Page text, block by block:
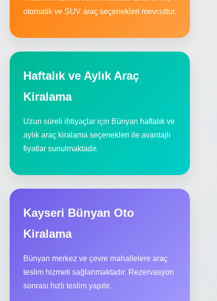
otomatik ve SUV araç seçenekleri mevcuttur.
Haftalık ve Aylık Araç
Kiralama
Uzun süreli ihtiyaçlar için Bünyan haftalık ve
aylık araç kiralama seçenekleri ile avantajlı
fiyatlar sunulmaktadır.
Kayseri Bünyan Oto
Kiralama
Bünyan merkez ve çevre mahallelere araç
teslim hizmeti sağlanmaktadır. Rezervasyon
sonrası hızlı teslim yapılır.